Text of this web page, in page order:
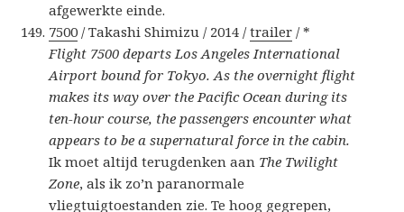
afgewerkte einde.
7500 / Takashi Shimizu / 2014 /trailer / *
Flight 7500 departs Los Angeles International
Airport bound for Tokyo. As the overnight flight
makes its way over the Pacific Ocean during its
ten-hour course, the passengers encounter what
appears to be a supernatural force in the cabin.
Ik moet altijd terugdenken aan The Twilight
Zone, als ik zo’n paranormale
vliegtuigtoestanden zie. Te hoog gegrepen,